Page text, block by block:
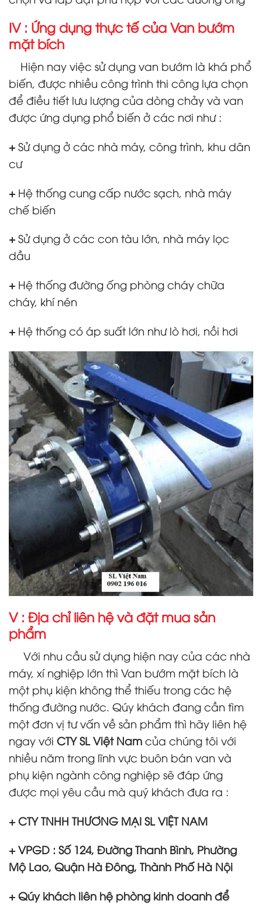
IV : Ứng dụng thực tế của Van bướm
mặt bích
Hiện nay việc sử dụng van bướm là khá phổ
biến, được nhiều công trình thi công lựa chọn
để điều tiết lưu lượng của dòng chảy và van
được ứng dụng phổ biến ở các nơi như :
+ Sử dụng ở các nhà máy, công trình, khu dân
cư
+ Hệ thống cung cấp nước sạch, nhà máy
chế biến
+ Sử dụng ở các con tàu lớn, nhà máy lọc
dầu
+ Hệ thống đường ống phòng cháy chữa
cháy, khí nén
+ Hệ thống có áp suất lớn như lò hơi, nồi hơi
V : Địa chỉ liên hệ và đặt mua sản
phẩm
Với nhu cầu sử dụng hiện nay của các nhà
máy, xí nghiệp lớn thì Van bướm mặt bích là
một phụ kiện không thể thiếu trong các hệ
thống đường nước. Qúy khách đang cần tìm
một đơn vị tư vấn về sản phẩm thì hãy liên hệ
ngay với CTY SL Việt Nam của chúng tôi với
nhiều năm trong lĩnh vực buôn bán van và
phụ kiện ngành công nghiệp sẽ đáp ứng
được mọi yêu cầu mà quý khách đưa ra :
+ CTY TNHH THƯƠNG MẠI SL VIỆT NAM
+ VPGD : Số 124, Đường Thanh Bình, Phường
Mộ Lao, Quận Hà Đông, Thành Phố Hà Nội
+ Qúy khách liên hệ phòng kinh doanh để